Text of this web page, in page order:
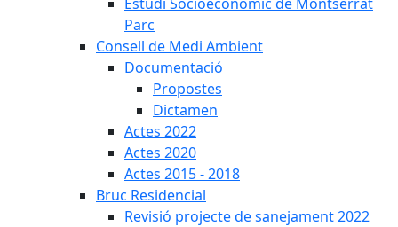
Parc
Consell de Medi Ambient
Documentació
Propostes
Dictamen
Actes 2022
Actes 2020
Actes 2015 - 2018
Bruc Residencial
Revisió projecte de sanejament 2022